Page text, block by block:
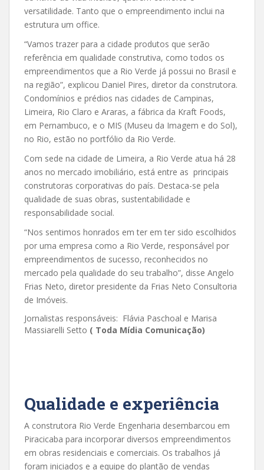
versatilidade. Tanto que o empreendimento inclui na
estrutura um office.
“Vamos trazer para a cidade produtos que serão
referência em qualidade construtiva, como todos os
empreendimentos que a Rio Verde já possui no Brasil e
na região”, explicou Daniel Pires, diretor da construtora.
Condomínios e prédios nas cidades de Campinas,
Limeira, Rio Claro e Araras, a fábrica da Kraft Foods,
em Pernambuco, e o MIS (Museu da Imagem e do Sol),
no Rio, estão no portfólio da Rio Verde.
Com sede na cidade de Limeira, a Rio Verde atua há 28
anos no mercado imobiliário, está entre as principais
construtoras corporativas do país. Destaca-se pela
qualidade de suas obras, sustentabilidade e
responsabilidade social.
“Nos sentimos honrados em ter em ter sido escolhidos
por uma empresa como a Rio Verde, responsável por
empreendimentos de sucesso, reconhecidos no
mercado pela qualidade do seu trabalho”, disse Angelo
Frias Neto, diretor presidente da Frias Neto Consultoria
de Imóveis.
Jornalistas responsáveis: Flávia Paschoal e Marisa
Massiarelli Setto ( Toda Mídia Comunicação)
Qualidade e experiência
A construtora Rio Verde Engenharia desembarcou em
Piracicaba para incorporar diversos empreendimentos
em obras residenciais e comerciais. Os trabalhos já
foram iniciados e a equipe do plantão de vendas